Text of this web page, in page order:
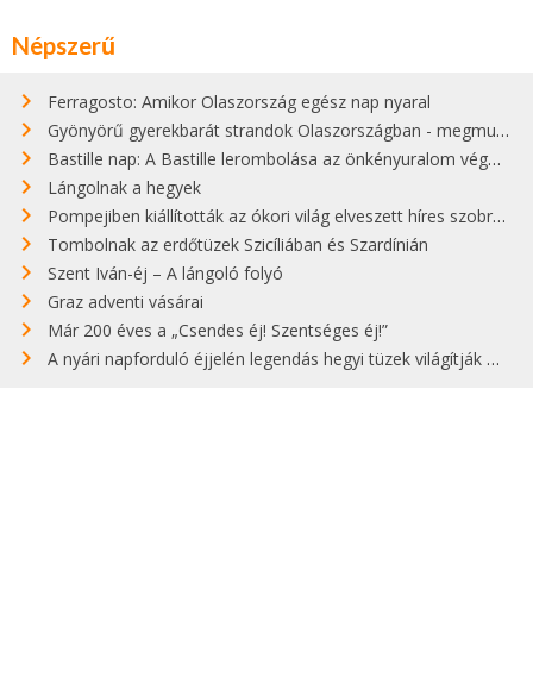
Népszerű
Ferragosto: Amikor Olaszország egész nap nyaral
Gyönyörű gyerekbarát strandok Olaszországban - megmutatjuk a 15 legjobbat
Bastille nap: A Bastille lerombolása az önkényuralom végét jelentette
Lángolnak a hegyek
Pompejiben kiállították az ókori világ elveszett híres szobrának másolatát
Tombolnak az erdőtüzek Szicíliában és Szardínián
Szent Iván-éj – A lángoló folyó
Graz adventi vásárai
Már 200 éves a „Csendes éj! Szentséges éj!”
A nyári napforduló éjjelén legendás hegyi tüzek világítják meg Zugspitzét